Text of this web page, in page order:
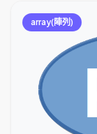
array(陣列)